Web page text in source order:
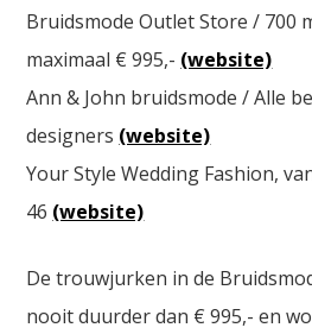
Bruidsmode Outlet Store / 700
maximaal € 995,- (website)
Ann & John bruidsmode / Alle
designers (website)
Your Style Wedding Fashion,
46 (website)
De trouwjurken in de
nooit duurder dan € 995,- en